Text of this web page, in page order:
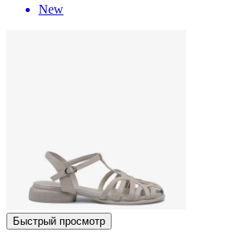
New
Быстрый просмотр